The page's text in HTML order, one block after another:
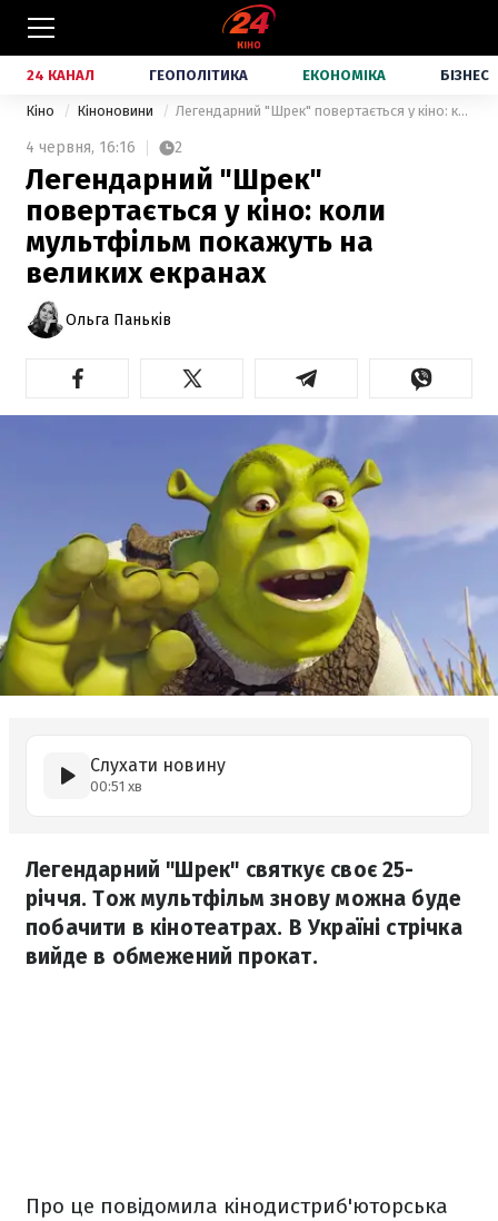
24 КАНАЛ ГЕОПОЛІТИКА ЕКОНОМІКА БІЗНЕС
Кіно Кіноновини Легендарний "Шрек" повертається у кіно: коли мультфільм покажуть на великих екранах
4 червня, 16:16 2
Легендарний "Шрек"
повертається у кіно: коли
мультфільм покажуть на
великих екранах
Ольга Паньків
Слухати новину
00:51 хв
Легендарний "Шрек" святкує своє 25-
річчя. Тож мультфільм знову можна буде
побачити в кінотеатрах. В Україні стрічка
вийде в обмежений прокат.
Про це повідомила кінодистриб'юторська